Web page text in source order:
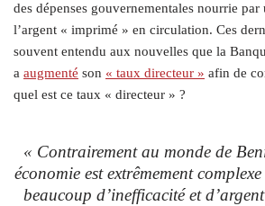
des dépenses gouvernementales nourrie
l’argent « imprimé » en circulation. Ces
souvent entendu aux nouvelles que la
a augmenté son « taux directeur » afin de
quel est ce taux « directeur » ?
« Contrairement au monde de
économie est extrêmement
beaucoup d’inefficacité et